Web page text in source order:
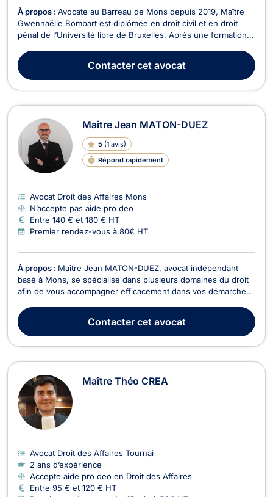
À propos : Avocate au Barreau de Mons depuis 2019, Maître
Gwennaëlle Bombart est diplômée en droit civil et en droit
pénal de l’Université libre de Bruxelles. Après une formation
de fonder son propre cabinet à Mons. Avocate en droit pénal
à Mons Maître Gwennaëlle Bombar...
Contactercet avocat
Maître Jean MATON-DUEZ
5 (1 avis)
Répond rapidement
Avocat Droit des Affaires Mons
N’accepte pas aide pro deo
Entre 140 € et 180 € HT
Premier rendez-vous à 80€ HT
À propos : Maître Jean MATON-DUEZ, avocat indépendant
basé à Mons, se spécialise dans plusieurs domaines du droit
afin de vous accompagner efficacement dans vos démarches
contrats et de la responsabilité civile, en droit des affaires, en
droit économique et en droit des...
Contactercet avocat
Maître Théo CREA
Avocat Droit des Affaires Tournai
2 ans d’expérience
Accepte aide pro deo en Droit des Affaires
Entre 95 € et 120 € HT